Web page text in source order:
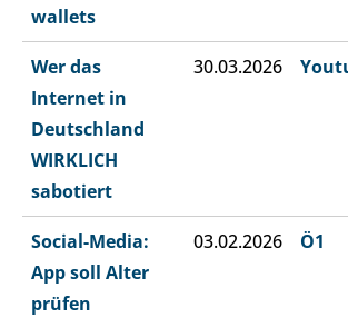
wallets
Wer das
Internet in
Deutschland
WIRKLICH
sabotiert
30.03.2026
Social-Media:
App soll Alter
prüfen
03.02.2026 Ö1